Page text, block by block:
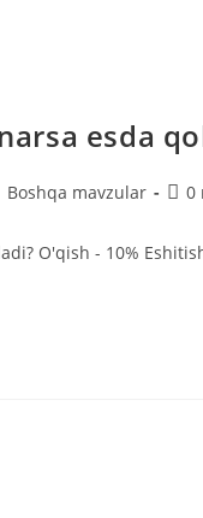
esda
Boshqa mavzular 0
O'qish - 10%